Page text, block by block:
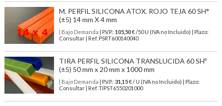
M. PERFIL SILICONA ATOX. ROJO TEJA 60 SH°
(±5) 14 mm X 4 mm
| Bajo Demanda | P.V.P.: 105,50€ /50 U (IVA no Incluido) | Plazo:
Consultar | Ref. PSRT600140040
TIRA PERFIL SILICONA TRANSLUCIDA 60 SHº
(±5) 50 mm x 20 mm x 1000 mm
| Bajo Demanda | P.V.P.: 31,15€ / U (IVA no Incluido) | Plazo:
Consultar | Ref. TIPST6550201000